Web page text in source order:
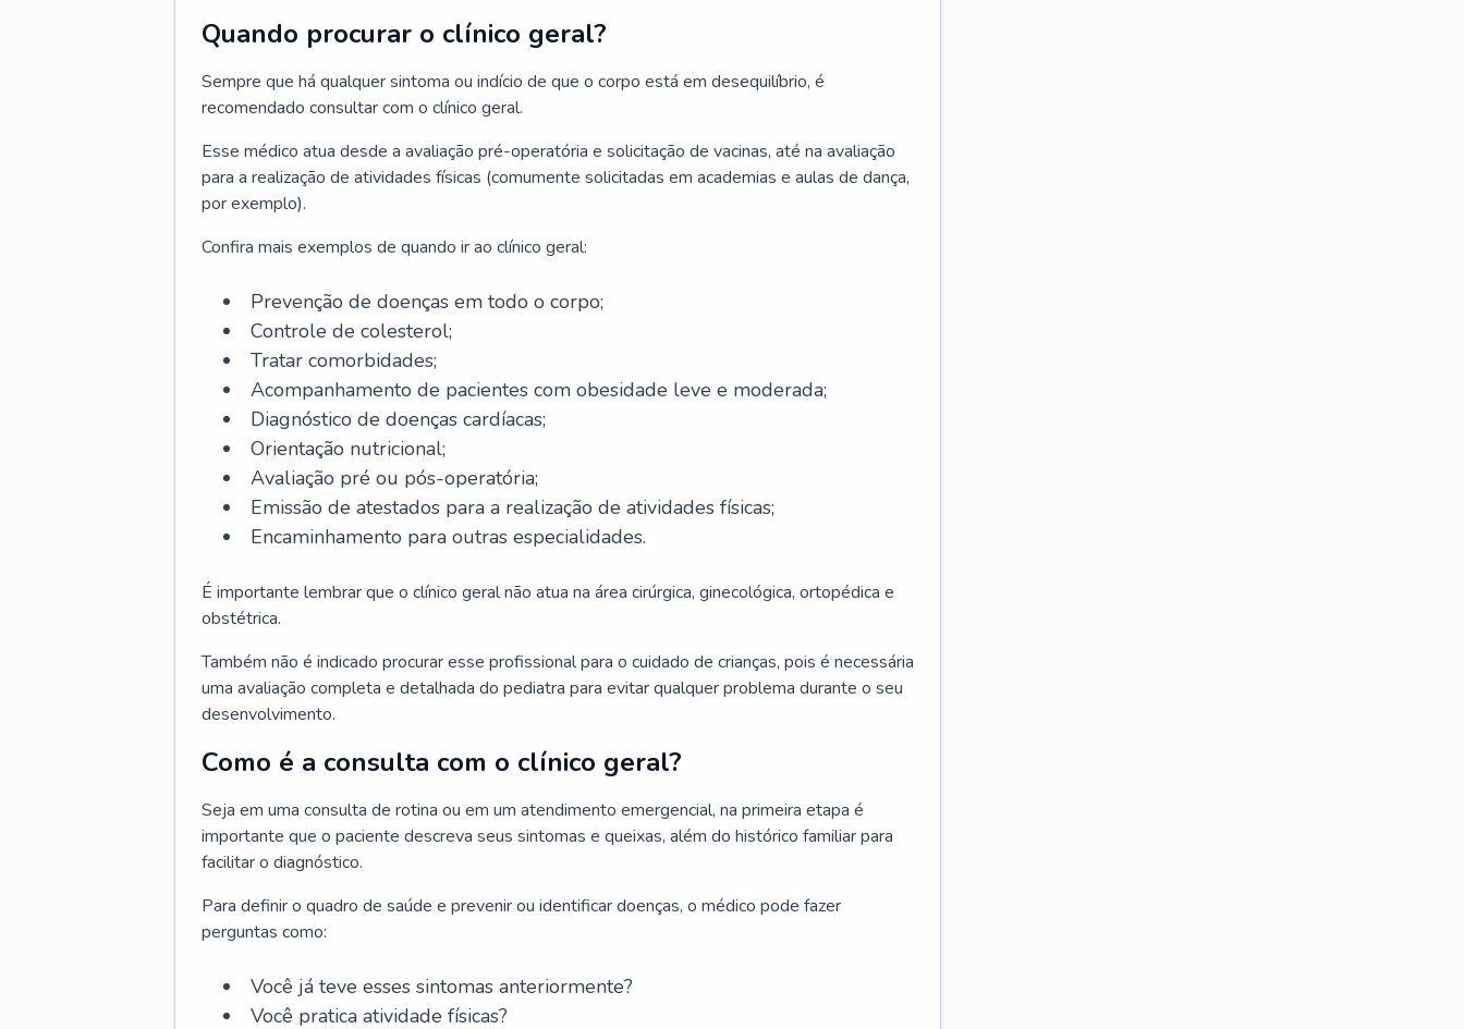
Quando procurar o clínico geral?
Sempre que há qualquer sintoma ou indício de que o corpo está em desequilíbrio, é
recomendado consultar com o clínico geral.
Esse médico atua desde a avaliação pré-operatória e solicitação de vacinas, até na avaliação
para a realização de atividades físicas (comumente solicitadas em academias e aulas de dança,
por exemplo).
Confira mais exemplos de quando ir ao clínico geral:
Prevenção de doenças em todo o corpo;
Controle de colesterol;
Tratar comorbidades;
Acompanhamento de pacientes com obesidade leve e moderada;
Diagnóstico de doenças cardíacas;
Orientação nutricional;
Avaliação pré ou pós-operatória;
Emissão de atestados para a realização de atividades físicas;
Encaminhamento para outras especialidades.
É importante lembrar que o clínico geral não atua na área cirúrgica, ginecológica, ortopédica e
obstétrica.
Também não é indicado procurar esse profissional para o cuidado de crianças, pois é necessária
uma avaliação completa e detalhada do pediatra para evitar qualquer problema durante o seu
desenvolvimento.
Como é a consulta com o clínico geral?
Seja em uma consulta de rotina ou em um atendimento emergencial, na primeira etapa é
importante que o paciente descreva seus sintomas e queixas, além do histórico familiar para
facilitar o diagnóstico.
Para definir o quadro de saúde e prevenir ou identificar doenças, o médico pode fazer
perguntas como:
Você já teve esses sintomas anteriormente?
Você pratica atividade físicas?